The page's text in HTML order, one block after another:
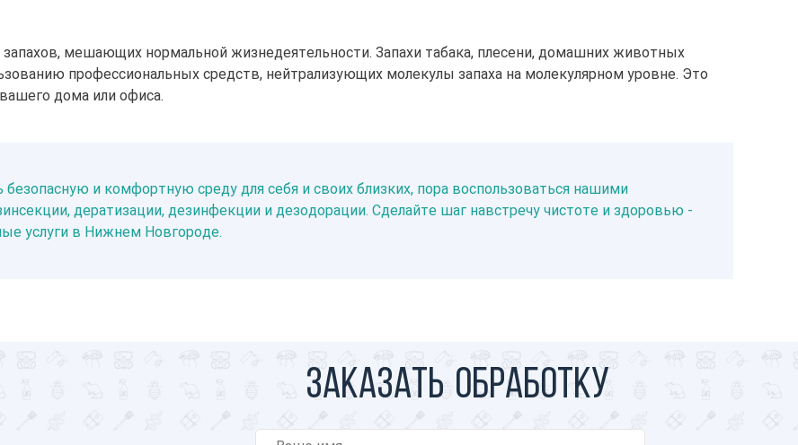
мешающих нормальной жизнедеятельности. Запахи табака, плесени, домашних животных
профессиональных средств, нейтрализующих молекулы запаха на молекулярном уровне. Это
дома или офиса.
безопасную и комфортную среду для себя и своих близких, пора воспользоваться нашими
дератизации, дезинфекции и дезодорации. Сделайте шаг навстречу чистоте и здоровью -
услуги в Нижнем Новгороде.
Заказать обработку